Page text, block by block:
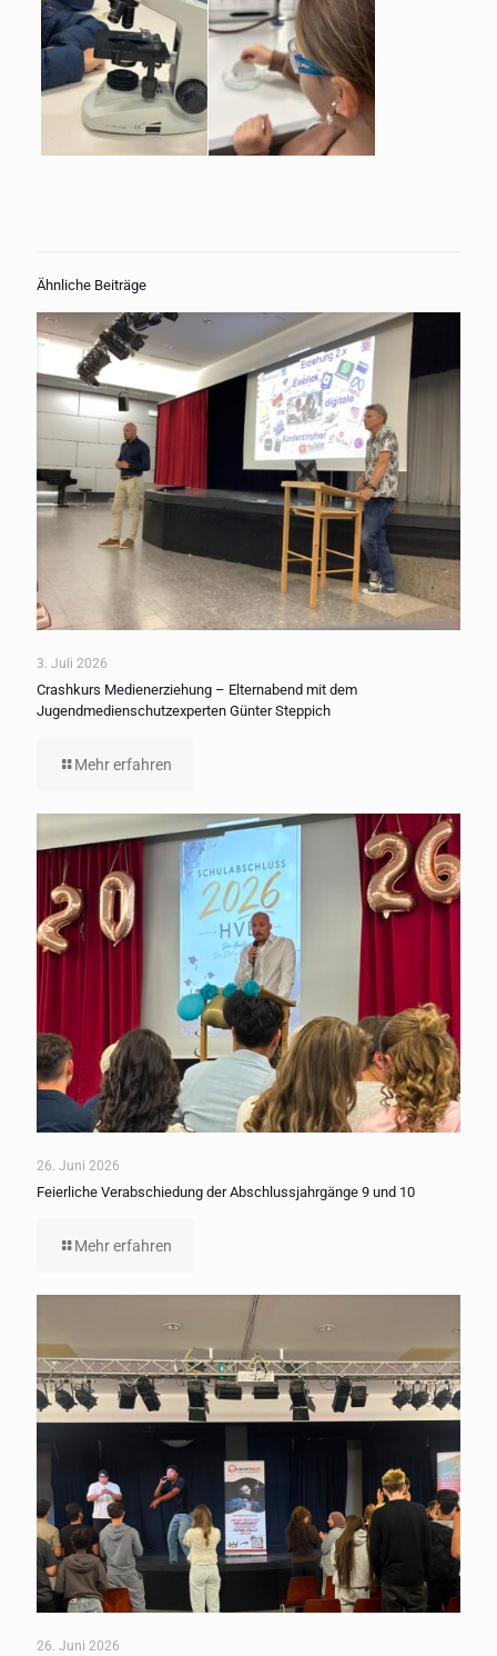
Ähnliche Beiträge
3. Juli 2026
Crashkurs Medienerziehung – Elternabend mit dem
Jugendmedienschutzexperten Günter Steppich
Mehr erfahren
26. Juni 2026
Feierliche Verabschiedung der Abschlussjahrgänge 9 und 10
Mehr erfahren
26. Juni 2026